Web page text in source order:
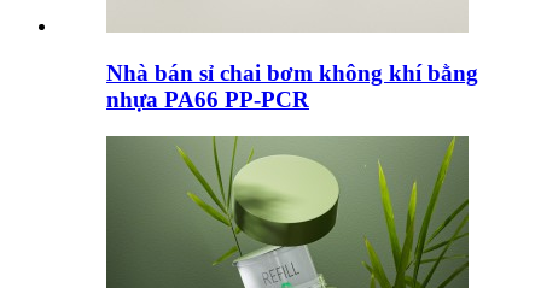
Nhà bán sỉ chai bơm không khí bằng
nhựa PA66 PP-PCR